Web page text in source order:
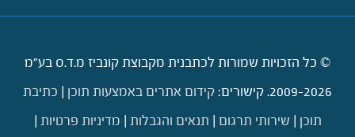
© כל הזכויות שמורות לכתבנית מקבוצת קונביז מ.ד.ס בע"מ
2009-2026. קישורים:
קידום אתרים באמצעות תוכן
כתיבת
תוכן
שירותי תרגום תנאים והגבלות מדיניות פרטיות